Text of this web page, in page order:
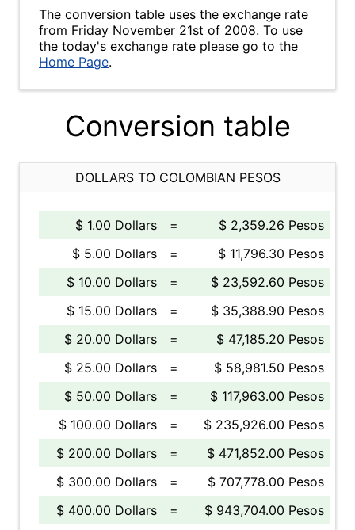
The conversion table uses the exchange rate
from Friday November 21st of 2008. To use
the today's exchange rate please go to the
Home Page.
Conversion table
DOLLARS TO COLOMBIAN PESOS
$ 1.00 Dollars =
$ 2,359.26 Pesos
$ 5.00 Dollars
=
$ 11,796.30 Pesos
$ 10.00 Dollars
=
$ 23,592.60 Pesos
$ 15.00 Dollars
=
$ 35,388.90 Pesos
$ 20.00 Dollars
=
$ 47,185.20 Pesos
$ 25.00 Dollars
=
$ 58,981.50 Pesos
$ 50.00 Dollars
=
$ 117,963.00 Pesos
$ 100.00 Dollars
=
$ 235,926.00 Pesos
$ 200.00 Dollars
=
$ 471,852.00 Pesos
$ 300.00 Dollars
=
$ 707,778.00 Pesos
$ 400.00 Dollars
=
$ 943,704.00 Pesos